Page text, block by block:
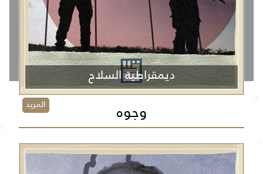
ديمقراطية السلاح
المزيد وجوه